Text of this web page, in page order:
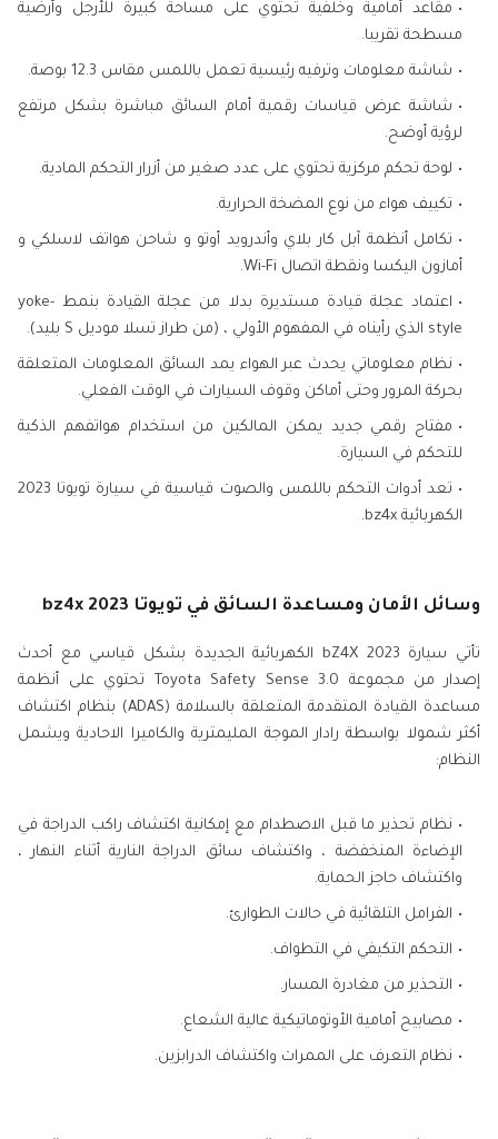
مقاعد أمامية وخلفية تحتوي على مساحة كبيرة للأرجل وأرضية
مسطحة تقريبا.
شاشة معلومات وترفيه رئيسية تعمل باللمس مقاس 12.3 بوصة.
شاشة عرض قياسات رقمية أمام السائق مباشرة بشكل مرتفع
لرؤية أوضح.
لوحة تحكم مركزية تحتوي على عدد صغير من أزرار التحكم المادية.
تكييف هواء من نوع المضخة الحرارية.
تكامل أنظمة آبل كار بلاي وأندرويد أوتو و شاحن هواتف لاسلكي و
أمازون اليكسا ونقطة اتصال Wi-Fi.
اعتماد عجلة قيادة مستديرة بدلا من عجلة القيادة بنمط yoke-
style الذي رأيناه في المفهوم الأولي ، (من طراز تسلا موديل S بليد).
نظام معلوماتي يحدث عبر الهواء يمد السائق المعلومات المتعلقة
بحركة المرور وحتى أماكن وقوف السيارات في الوقت الفعلي.
مفتاح رقمي جديد يمكن المالكين من استخدام هواتفهم الذكية
للتحكم في السيارة.
تعد أدوات التحكم باللمس والصوت قياسية في سيارة تويوتا 2023
الكهربائية bz4x.
وسائل الأمان ومساعدة السائق في تويوتا bz4x 2023
تأتي سيارة bZ4X 2023 الكهربائية الجديدة بشكل قياسي مع أحدث
إصدار من مجموعة Toyota Safety Sense 3.0 تحتوي على أنظمة
مساعدة القيادة المتقدمة المتعلقة بالسلامة (ADAS) بنظام اكتشاف
أكثر شمولا بواسطة رادار الموجة المليمترية والكاميرا الاحادية ويشمل
النظام:
نظام تحذير ما قبل الاصطدام مع إمكانية اكتشاف راكب الدراجة في
الإضاءة المنخفضة ، واكتشاف سائق الدراجة النارية أثناء النهار ،
واكتشاف حاجز الحماية.
الفرامل التلقائية في حالات الطوارئ.
التحكم التكيفي في التطواف.
التحذير من مغادرة المسار.
مصابيح أمامية الأوتوماتيكية عالية الشعاع.
نظام التعرف على الممرات واكتشاف الدرابزين.